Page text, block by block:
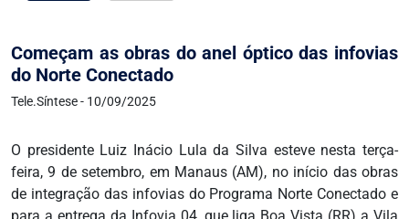
Começam as obras do anel óptico das infovias
do Norte Conectado
Tele.Síntese - 10/09/2025
O presidente Luiz Inácio Lula da Silva esteve nesta terça-
feira, 9 de setembro, em Manaus (AM), no início das obras
de integração das infovias do Programa Norte Conectado e